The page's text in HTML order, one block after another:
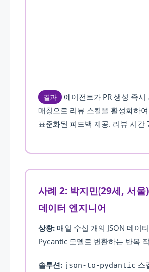
결과
에이전트가 PR 생성 즉시
매칭으로 리뷰 스킬을 활성화하
표준화된 피드백 제공. 리뷰 시간
사례 2: 박지민(29세, 서울
데이터 엔지니어
상황: 매일 수십 개의 JSON 데이
Pydantic 모델로 변환하는 반복
솔루션: json-to-pydantic 스